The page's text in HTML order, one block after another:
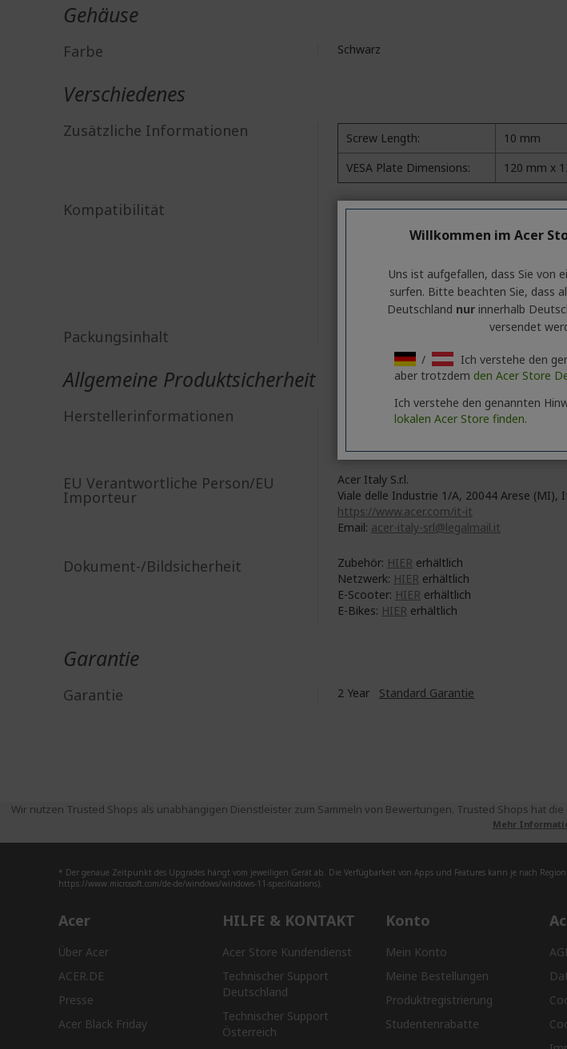
Gehäuse
Farbe Schwarz
Verschiedenes
Zusätzliche Informationen Screw Length:
10 mm
VESA Plate Dimensions:
120 mm x
Kompatibilität
Acer Monitors:
B6 Series
CB Series
Packungsinhalt 1x VESA-Platte, 3x Schrauben, 5x
Allgemeine Produktsicherheit
Herstellerinformationen
8F, No. 88, Section 1, Xin Tai 5th Road, Xizhi
EU Verantwortliche Person/EU
Importeur
Acer Italy S.r.l.
Viale delle Industrie 1/A, 20044 Arese (MI),
https://www.acer.com/it-it
Email: acer-italy-srl@legalmail.it
Dokument-/Bildsicherheit Zubehör: HIER erhältlich
Netzwerk: HIER erhältlich
E-Scooter: HIER erhältlich
E-Bikes: HIER erhältlich
Garantie
Garantie 2 Year Standard Garantie
Wir nutzen Trusted Shops als unabhängigen Dienstleister zum Sammeln von Bewertungen. Trusted Shops hat
Mehr
* Der genaue Zeitpunkt des Upgrades hängt vom jeweiligen Gerät ab. Die Verfügbarkeit von Apps und Features kann je nach
https://www.microsoft.com/de-de/windows/windows-11-specifications).
Acer
Über Acer
ACER.DE
Presse
Acer Black Friday
HILFE & KONTAKT
Acer Store Kundendienst
Technischer Support
Deutschland
Technischer Support
Österreich
Konto
Mein Konto
Meine Bestellungen
Produktregistrierung
Studentenrabatte
Willkommen im Acer
Uns ist aufgefallen, dass Sie von
surfen. Bitte beachten Sie, dass
Deutschland nurinnerhalb
versendet
/
Ich verstehe den
aber trotzdem den Acer Store
Ich verstehe den genannten
lokalen Acer Store finden.